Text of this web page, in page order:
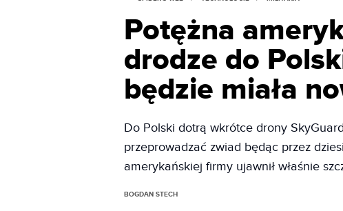
Potężna
drodze do
będzie miała
Do Polski dotrą wkrótce drony
przeprowadzać zwiad będąc przez
amerykańskiej firmy ujawnił właśnie
BOGDAN STECH